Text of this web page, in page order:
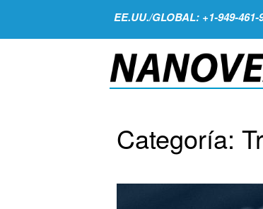
EE.UU./GLOBAL: +1-949-461-
Categoría: